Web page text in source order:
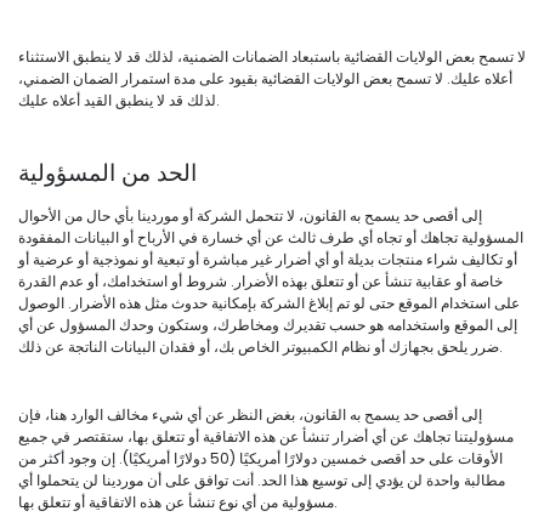
لا تسمح بعض الولايات القضائية باستبعاد الضمانات الضمنية، لذلك قد لا ينطبق الاستثناء
أعلاه عليك. لا تسمح بعض الولايات القضائية بقيود على مدة استمرار الضمان الضمني،
لذلك قد لا ينطبق القيد أعلاه عليك.
الحد من المسؤولية
إلى أقصى حد يسمح به القانون، لا تتحمل الشركة أو موردينا بأي حال من الأحوال
المسؤولية تجاهك أو تجاه أي طرف ثالث عن أي خسارة في الأرباح أو البيانات المفقودة
أو تكاليف شراء منتجات بديلة أو أي أضرار غير مباشرة أو تبعية أو نموذجية أو عرضية أو
خاصة أو عقابية تنشأ عن أو تتعلق بهذه الأضرار. شروط أو استخدامك، أو عدم القدرة
على استخدام الموقع حتى لو تم إبلاغ الشركة بإمكانية حدوث مثل هذه الأضرار. الوصول
إلى الموقع واستخدامه هو حسب تقديرك ومخاطرك، وستكون وحدك المسؤول عن أي
ضرر يلحق بجهازك أو نظام الكمبيوتر الخاص بك، أو فقدان البيانات الناتجة عن ذلك.
إلى أقصى حد يسمح به القانون، بغض النظر عن أي شيء مخالف الوارد هنا، فإن
مسؤوليتنا تجاهك عن أي أضرار تنشأ عن هذه الاتفاقية أو تتعلق بها، ستقتصر في جميع
الأوقات على حد أقصى خمسين دولارًا أمريكيًا (50 دولارًا أمريكيًا). إن وجود أكثر من
مطالبة واحدة لن يؤدي إلى توسيع هذا الحد. أنت توافق على أن موردينا لن يتحملوا أي
مسؤولية من أي نوع تنشأ عن هذه الاتفاقية أو تتعلق بها.